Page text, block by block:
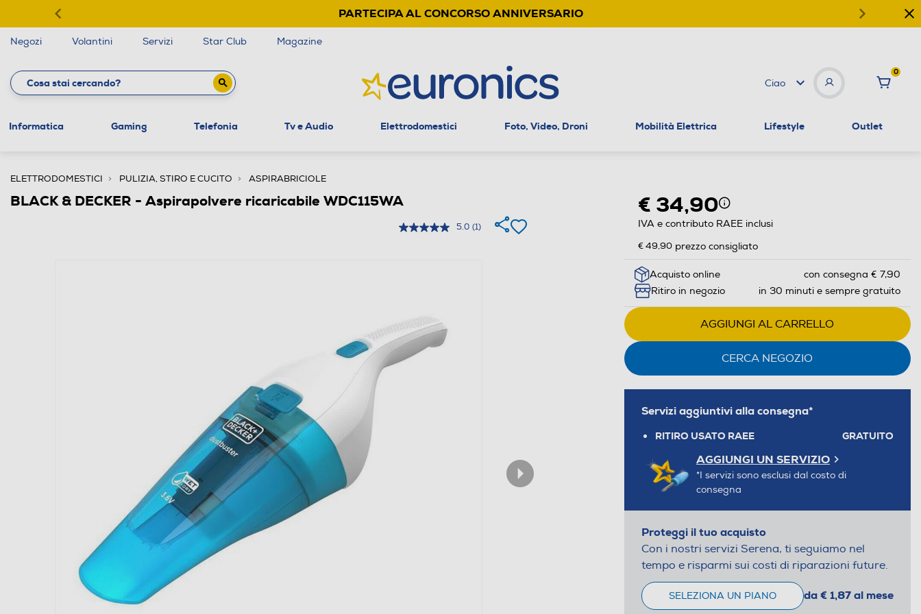
PARTECIPA AL CONCORSO ANNIVERSARIO
Negozi Volantini Servizi Star Club Magazine
Ciao
0
Informatica Gaming Telefonia Tv e Audio Elettrodomestici Foto, Video, Droni Mobilità Elettrica Lifestyle Outlet
ELETTRODOMESTICI PULIZIA, STIRO E CUCITO ASPIRABRICIOLE
BLACK & DECKER - Aspirapolvere ricaricabile WDC115WA
5.0 (1)
€ 34,90
IVA e contributo RAEE inclusi
€ 49,90 prezzo consigliato
Acquisto online
con consegna € 7,90
Ritiro in negozio
in 30 minuti e sempre gratuito
AGGIUNGI AL CARRELLO
CERCA NEGOZIO
Servizi aggiuntivi alla consegna*
RITIRO USATO RAEE GRATUITO
AGGIUNGI UN SERVIZIO
*I servizi sono esclusi dal costo di
consegna
Proteggi il tuo acquisto
Con i nostri servizi Serena, ti seguiamo nel
tempo e risparmi sui costi di riparazioni future.
SELEZIONA UN PIANO da € 1,87 al mese